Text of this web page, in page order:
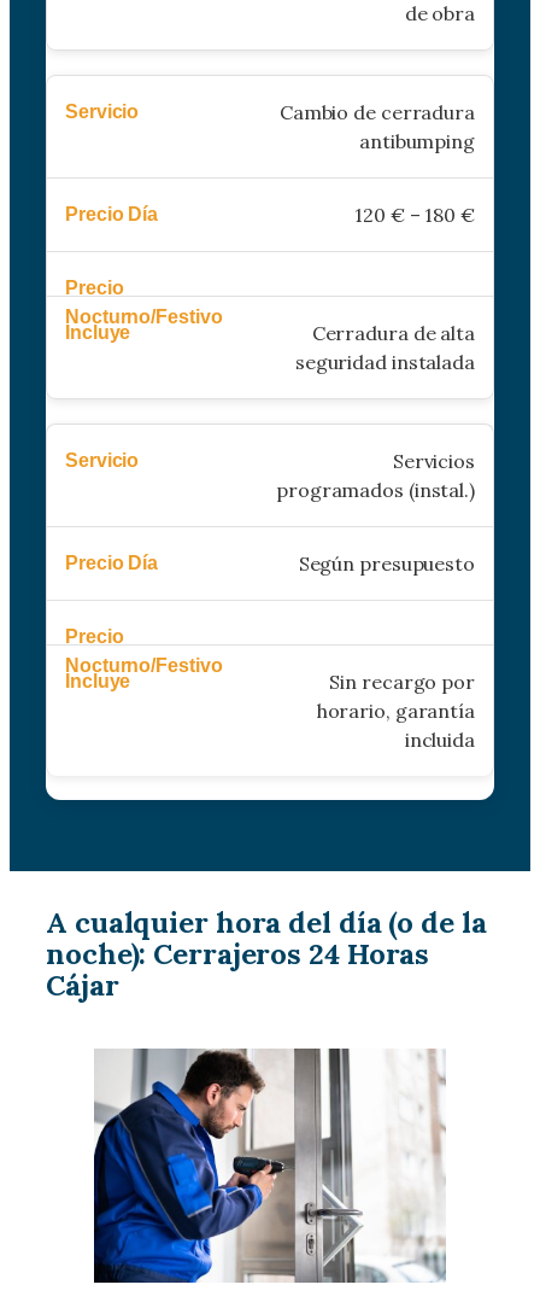
de obra
Cambio de cerradura
antibumping
120 € – 180 €
Cerradura de alta
seguridad instalada
Servicios
programados (instal.)
Según presupuesto
Sin recargo por
horario, garantía
incluida
A cualquier hora del día (o de la
noche): Cerrajeros 24 Horas
Cájar